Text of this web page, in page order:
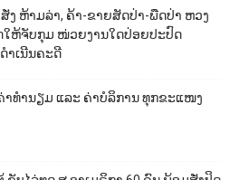
ງ ຫ້າມລ່າ, ຄ້າ-ຂາຍສັດປ່າ-ພືດປ່າ ຫວງ
ໃຫ້ຈັບກຸມ ໜ່ວຍງານໃດປ່ອຍປະປົດ
ຳເນີນຄະດີ
າທຳນຽມ ແລະ ຄ່າບໍລິການ ທຸກຂະແໜງ